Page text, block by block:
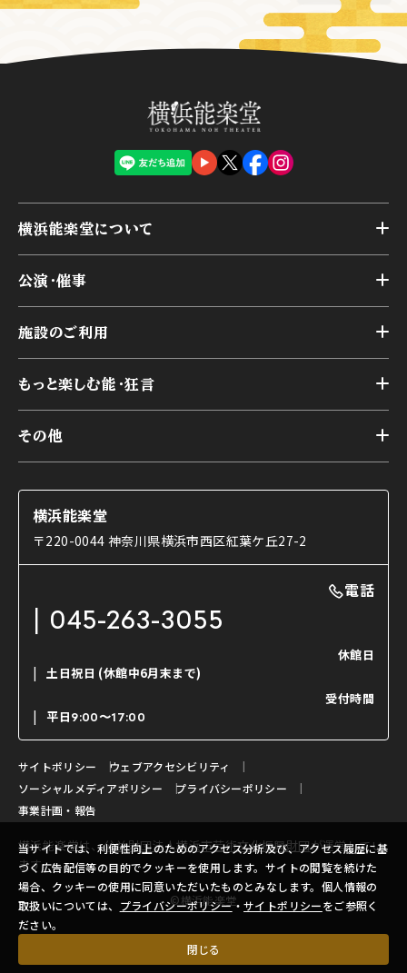
当サイトでは、利便性向上のためのアクセス分析及び、アクセス履歴に基
づく広告配信等の目的でクッキーを使用します。サイトの閲覧を続けた
場合、クッキーの使用に同意いただいたものとみなします。個人情報の
取扱いについては、 プライバシーポリシー・サイトポリシーをご参照く
ださい。
閉じる
横浜能楽堂について
横浜能楽堂が取り組んだ事業
能舞台の歴史と特徴
様々なお客様に向けて
本舞台座席
交通アクセス
公演・催事
アーカイブ
施設のご利用
第二舞台
研修室
楽屋
ご利用の流れ
利用料金表
もっと楽しむ能・狂言
能舞台と演じ手
使用する道具
能・狂言の曲目説明
日本の古典芸能
その他
コラム
OTABISHO
チケット購入方法
ご寄附について
よくいただくご質問
お問い合わせ
横浜能楽堂
〒220-0044 神奈川県横浜市西区紅葉ケ丘27-2
電話
045-263-3055
休館日
土日祝日 (休館中6月末まで)
受付時間
平日9:00〜17:00
サイトポリシー
ウェブアクセシビリティ
ソーシャルメディアポリシー
プライバシーポリシー
事業計画・報告
横浜能楽堂は、公益財団法人横浜市芸術文化振興財団が運営してい
ます。
©横浜能楽堂